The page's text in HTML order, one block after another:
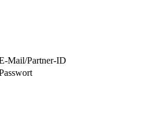
Mail/Partner-ID